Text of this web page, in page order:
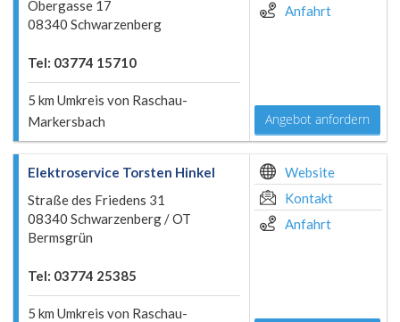
Obergasse 17
08340 Schwarzenberg
Tel: 03774 15710
5 km Umkreis von Raschau-
Markersbach
Anfahrt
Angebot anfordern
Elektroservice Torsten Hinkel
Straße des Friedens 31
08340 Schwarzenberg / OT
Bermsgrün
Tel: 03774 25385
5 km Umkreis von Raschau-
Website
Kontakt
Anfahrt